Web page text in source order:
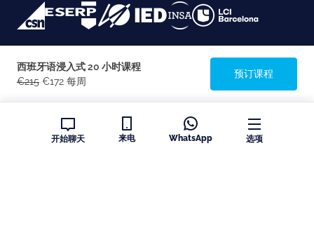
开始聊天 来电 WhatsApp 选项
西班牙语浸入式 20 小时课程
€215 €172 每周
预订课程